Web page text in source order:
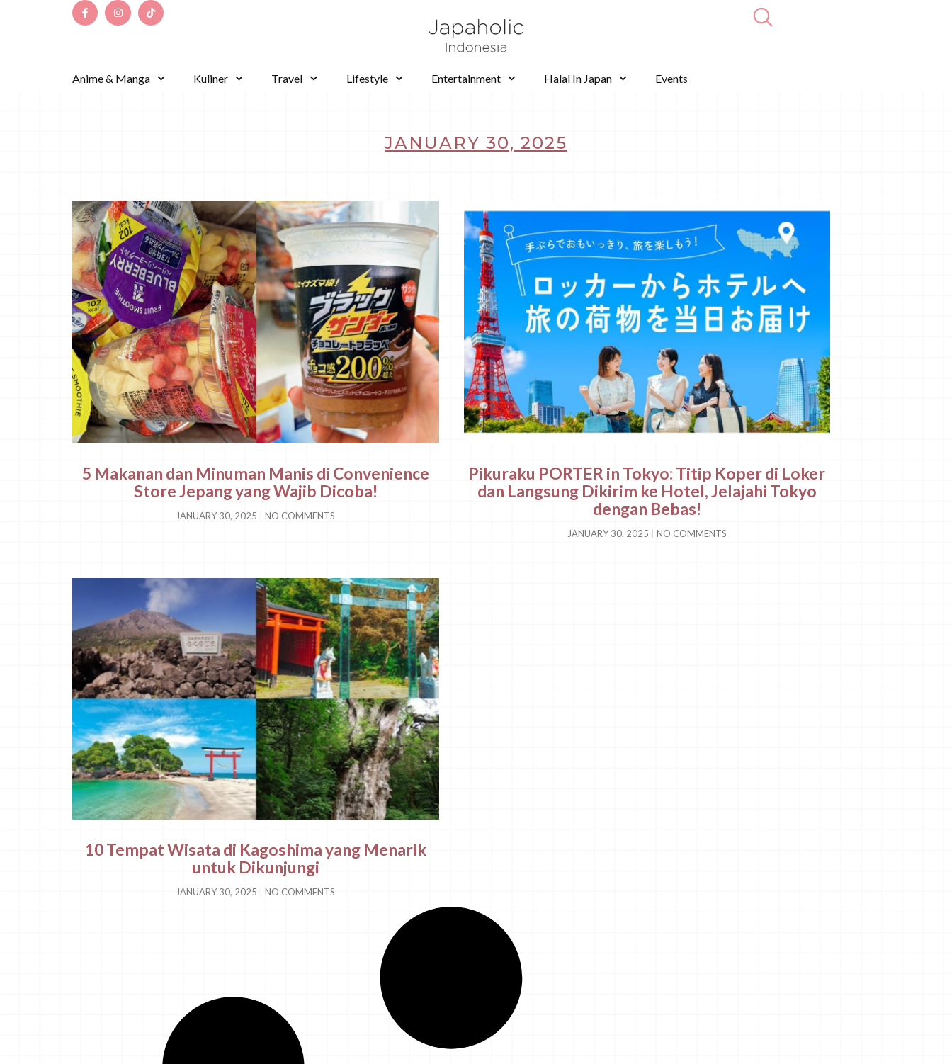
Anime & Manga Kuliner Travel Lifestyle Entertainment Halal In Japan Events
JANUARY 30, 2025
5 Makanan dan Minuman Manis di Convenience
Store Jepang yang Wajib Dicoba!
JANUARY 30, 2025 NO COMMENTS
Pikuraku PORTER in Tokyo: Titip Koper di Loker
dan Langsung Dikirim ke Hotel, Jelajahi Tokyo
dengan Bebas!
JANUARY 30, 2025 NO COMMENTS
10 Tempat Wisata di Kagoshima yang Menarik
untuk Dikunjungi
JANUARY 30, 2025 NO COMMENTS